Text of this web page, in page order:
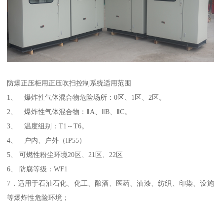
防爆正压柜用正压吹扫控制系统适用范围
1、 爆炸性气体混合物危险场所：0区、1区、2区。
2、 爆炸性气体混合物：ⅡA、ⅡB、ⅡC。
3、 温度组别：T1～T6。
4、 户内、户外（IP55）
5、 可燃性粉尘环境20区、21区、22区
6、 防腐等级：WF1
7．适用于石油石化、化工、酿酒、医药、油漆、纺织、印染、设施
等爆炸性危险环境；